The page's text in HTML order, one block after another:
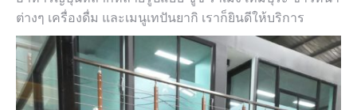
ต่างๆ เครื่องดื่ม และเมนูเทปันยากิ เราก็ยินดีให้บริการ